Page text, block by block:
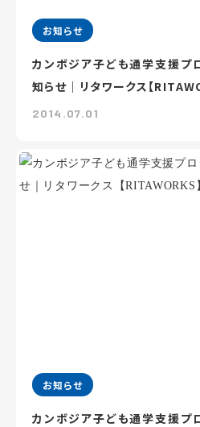
お知らせ
カンボジア子ども通学支援プ
知らせ｜リタワークス【
2014.07.01
お知らせ
カンボジア子ども通学支援プ